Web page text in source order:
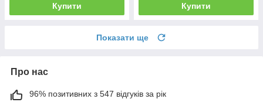
Купити Купити
Показати ще
Про нас
96% позитивних з 547 відгуків за рік